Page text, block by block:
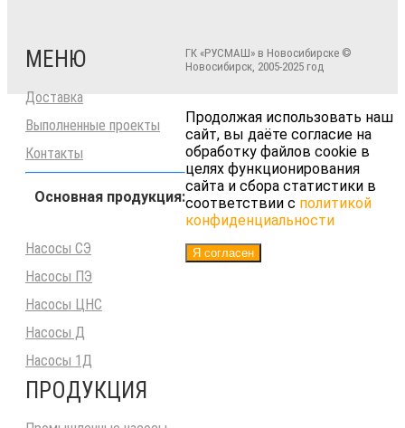
МЕНЮ
Доставка
Выполненные проекты
Контакты
Основная продукция:
Насосы СЭ
Насосы ПЭ
Насосы ЦНС
Насосы Д
Насосы 1Д
ПРОДУКЦИЯ
ГК «РУСМАШ» в Новосибирске ©
Новосибирск, 2005-2025 год
Продолжая использовать наш
сайт, вы даёте согласие на
обработку файлов cookie в
целях функционирования
сайта и сбора статистики в
соответствии с политикой
конфиденциальности
Я согласен